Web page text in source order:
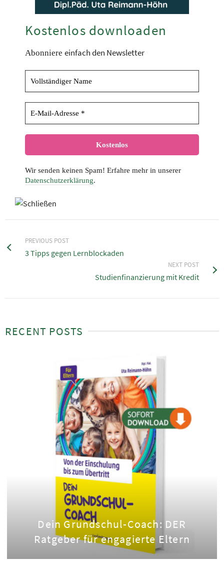
Kostenlos downloaden
Abonniere einfach den Newsletter
Wir senden keinen Spam! Erfahre mehr in unserer
Datenschutzerklärung.
PREVIOUS POST
3 Tipps gegen Lernblockaden
NEXT POST
Studienfinanzierung mit Kredit
RECENT POSTS
Dein Grundschul-Coach: DER
Ratgeber für engagierte Eltern